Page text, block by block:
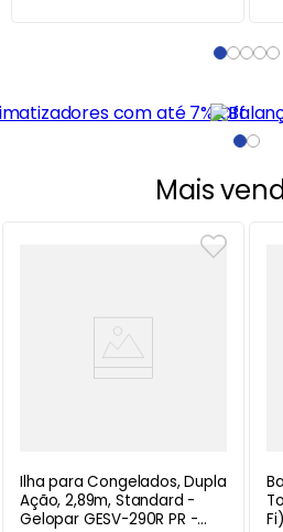
Mais
Ilha para Congelados, Dupla
Ação, 2,89m, Standard -
Gelopar GESV-290R PR -
Fi)